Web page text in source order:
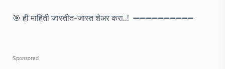
🎯 ही माहिती जास्तीत-जास्त शेअर करा..! ➖➖➖➖➖➖➖➖➖➖